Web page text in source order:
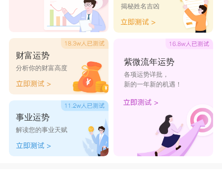
浮梦 陌凡 竹君 龙将
财富运势
分析你的财富高度
事业运势
解读您的事业天赋
揭秘姓名吉凶
紫微流年运势
各项运势详批，
新的一年新的机遇！